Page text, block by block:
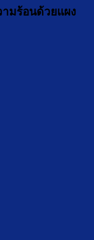
มร้อนด้วยแผง